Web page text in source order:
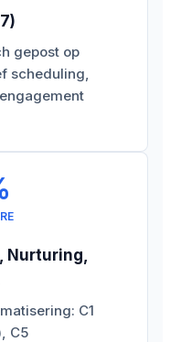
gepost op
scheduling,
Nurturing,
C1
C5